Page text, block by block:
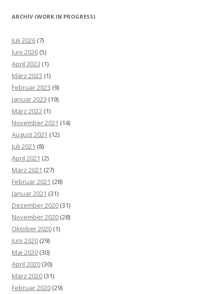
ARCHIV (WORK IN PROGRESS)
Juli 2026 (7)
Juni 2026 (5)
April 2023 (1)
März 2023 (1)
Februar 2023 (9)
Januar 2023 (19)
März 2022 (1)
November 2021 (14)
August 2021 (12)
Juli 2021 (8)
April 2021 (2)
März 2021 (27)
Februar 2021 (28)
Januar 2021 (31)
Dezember 2020 (31)
November 2020 (28)
Oktober 2020 (1)
Juni 2020 (29)
Mai 2020 (30)
April 2020 (30)
März 2020 (31)
Februar 2020 (29)